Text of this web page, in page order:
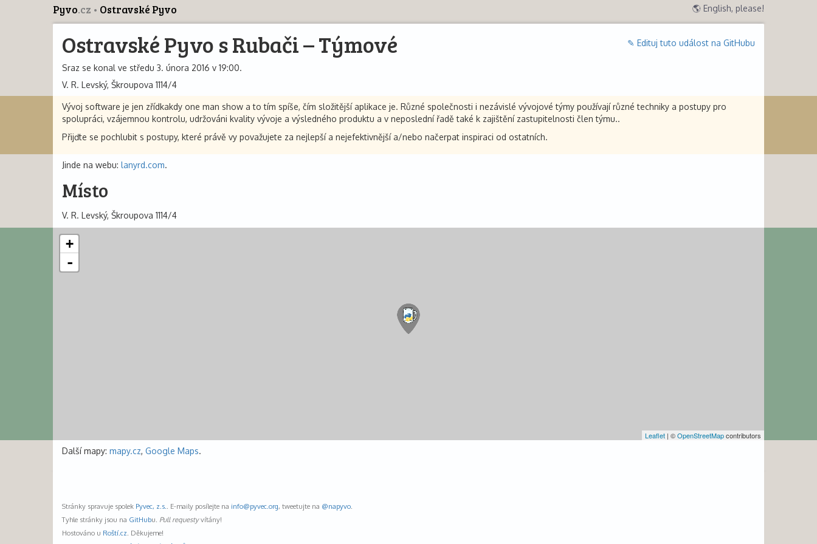
Pyvo.cz Ostravské Pyvo 🌎 English, please!
✎ Edituj tuto událost na GitHubu
Ostravské Pyvo s Rubači – Týmové
Sraz se konal ve středu 3. února 2016 v 19:00.
V. R. Levský, Škroupova 1114/4
Vývoj software je jen zřídkakdy one man show a to tím spíše, čím složitější aplikace je. Různé společnosti i nezávislé vývojové týmy používají různé techniky a postupy pro
spolupráci, vzájemnou kontrolu, udržováni kvality vývoje a výsledného produktu a v neposlední řadě také k zajištění zastupitelnosti člen týmu..
Přijďte se pochlubit s postupy, které právě vy považujete za nejlepší a nejefektivnější a/nebo načerpat inspiraci od ostatních.
Jinde na webu: lanyrd.com.
Místo
V. R. Levský, Škroupova 1114/4
+
-
Leaflet | ©OpenStreetMapcontributors
Další mapy: mapy.cz, Google Maps.
Stránky spravuje spolek Pyvec, z.s. . E-maily posílejte na info@pyvec.org, tweetujte na @napyvo
Tyhle stránky jsou na GitHubu. Pull requestyvítány!
Hostováno u Roští.cz . Děkujeme!